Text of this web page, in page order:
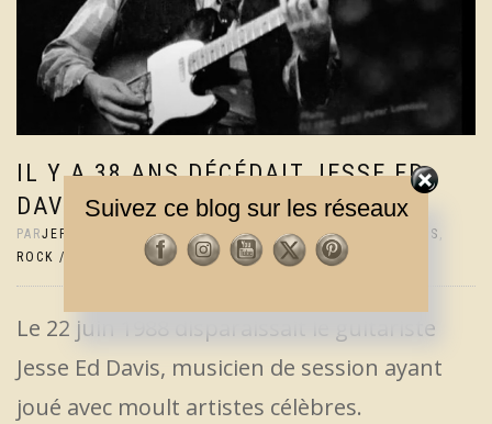
IL Y A 38 ANS DÉCÉDAIT JESSE ED
DAVIS
PARJEF 22 JUIN 2026 |0 COMMENTAIRES| CHRONIQUES ,
ROCK / POP
Le 22 juin 1988 disparaissait le guitariste
Jesse Ed Davis, musicien de session ayant
joué avec moult artistes célèbres.
Suivez ce blog sur les réseaux